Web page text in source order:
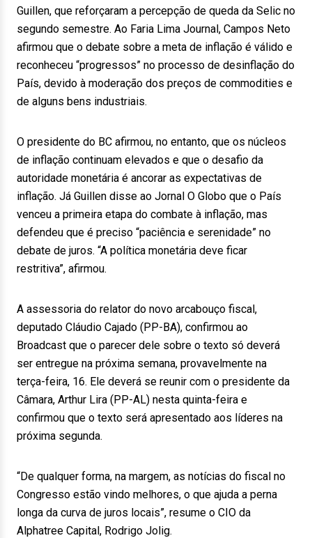
Guillen, que reforçaram a percepção de queda da Selic no
segundo semestre. Ao Faria Lima Journal, Campos Neto
afirmou que o debate sobre a meta de inflação é válido e
reconheceu “progressos” no processo de desinflação do
País, devido à moderação dos preços de commodities e
de alguns bens industriais.
O presidente do BC afirmou, no entanto, que os núcleos
de inflação continuam elevados e que o desafio da
autoridade monetária é ancorar as expectativas de
inflação. Já Guillen disse ao Jornal O Globo que o País
venceu a primeira etapa do combate à inflação, mas
defendeu que é preciso “paciência e serenidade” no
debate de juros. “A política monetária deve ficar
restritiva”, afirmou.
A assessoria do relator do novo arcabouço fiscal,
deputado Cláudio Cajado (PP-BA), confirmou ao
Broadcast que o parecer dele sobre o texto só deverá
ser entregue na próxima semana, provavelmente na
terça-feira, 16. Ele deverá se reunir com o presidente da
Câmara, Arthur Lira (PP-AL) nesta quinta-feira e
confirmou que o texto será apresentado aos líderes na
próxima segunda.
“De qualquer forma, na margem, as notícias do fiscal no
Congresso estão vindo melhores, o que ajuda a perna
longa da curva de juros locais”, resume o CIO da
Alphatree Capital, Rodrigo Jolig.